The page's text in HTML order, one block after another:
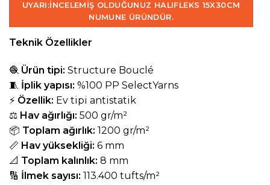
UYARI:İNCELEMIŞ OLDUĞUNUZ HALIFLEKS 15X30CM
NUMUNE ÜRÜNDÜR.
Teknik Özellikler
🧶 Ürün tipi: Structure Bouclé
🧵 İplik yapısı: %100 PP SelectYarns
⚡ Özellik: Ev tipi antistatik
⚖️ Hav ağırlığı: 500 gr/m²
📦 Toplam ağırlık: 1200 gr/m²
📏 Hav yüksekliği: 6 mm
📐 Toplam kalınlık: 8 mm
🔢 İlmek sayısı: 113.400 tufts/m²